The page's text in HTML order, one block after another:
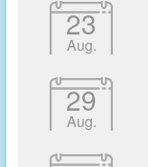
23
Aug.
29
Aug.